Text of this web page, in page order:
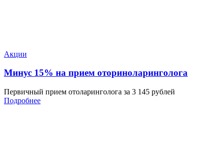
Акции
Минус 15% на прием оториноларинголога
Первичный прием отоларинголога за 3 145 рублей
Подробнее